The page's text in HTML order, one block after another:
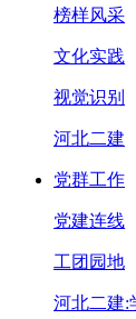
榜样风采
文化实践
视觉识别
河北二建
党群工作
党建连线
工团园地
河北二建: